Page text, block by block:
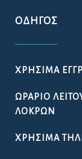
ΟΔΗΓΌΣ
ΧΡΉΣΙΜΑ
ΩΡΆΡΙΟ
ΛΟΚΡΏΝ
ΧΡΉΣΙΜΑ